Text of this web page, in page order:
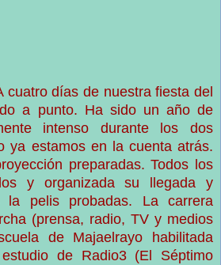
cuatro días de nuestra fiesta del
a punto. Ha sido un año de
intenso durante los dos
ya estamos en la cuenta atrás.
preparadas. Todos los
y organizada su llegada y
la pelis probadas. La carrera
(prensa, radio, TV y medios
de Majaelrayo habilitada
de Radio3 (El Séptimo